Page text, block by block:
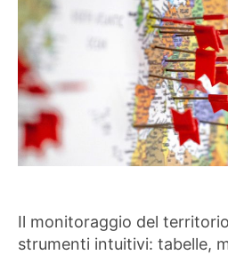
Il monitoraggio del
strumenti intuitivi: tabelle,